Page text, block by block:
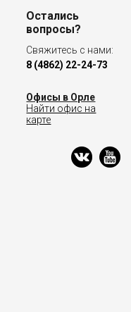
Остались
вопросы?
Свяжитесь с нами:
8 (4862) 22-24-73
Офисы в Орле
Найти офис на
карте